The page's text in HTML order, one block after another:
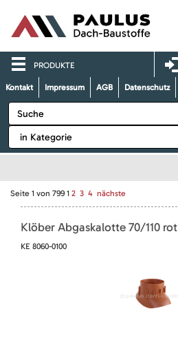
PRODUKTE
Kontakt Impressum AGB Datenschutz
Seite 1 von 799 1 2 3 4 nächste
Klöber Abgaskalotte 70/110 rot
KE 8060-0100